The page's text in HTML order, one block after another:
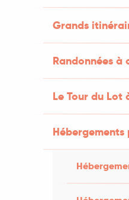
Grands
Randonnées
Le Tour du Lot
00
NOUS